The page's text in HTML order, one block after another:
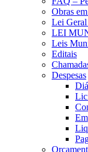
Obras
Lei
LEI
Leis
Editais
Despesas